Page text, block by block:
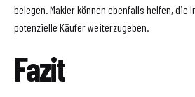
belegen. Makler können ebenfalls helfen, die
potenzielle Käufer weiterzugeben.
Fazit